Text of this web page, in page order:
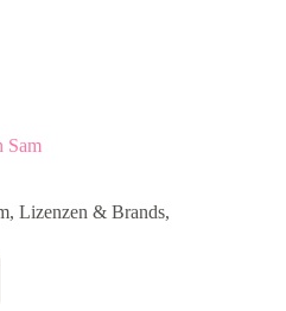
Sam
, Lizenzen & Brands,